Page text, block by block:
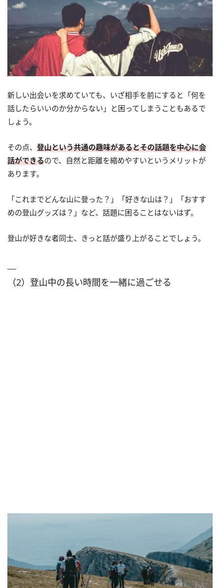
新しい出会いを求めていても、いざ相手を前にすると「何を
話したらいいのか分からない」と困ってしまうこともあるで
しょう。
その点、 登山という共通の趣味があるとその話題を中心に会
話ができるので、自然と距離を縮めやすいというメリットが
あります。
「これまでどんな山に登った？」「好きな山は？」「おすす
めの登山グッズは？」など、話題に困ることはないはず。
登山が好きな者同士、きっと話が盛り上がることでしょう。
（2）登山中の長い時間を一緒に過ごせる